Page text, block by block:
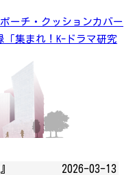
ーチ・クッションカバー
「集まれ！K-ドラマ研究
2026-03-13